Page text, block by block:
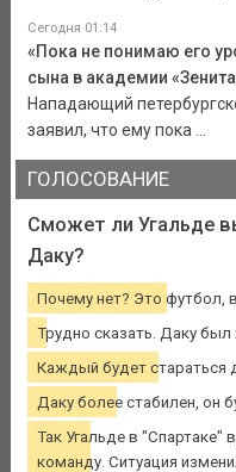
Сегодня 01:14
«Пока не понимаю его
сына в академии
Нападающий
заявил, что ему пока ...
ГОЛОСОВАНИЕ
Сможет ли Угальде
Даку?
Почему нет? Это
Трудно сказать. Даку
Каждый будет стараться
Даку более стабилен, он
Так Угальде в
команду. Ситуация